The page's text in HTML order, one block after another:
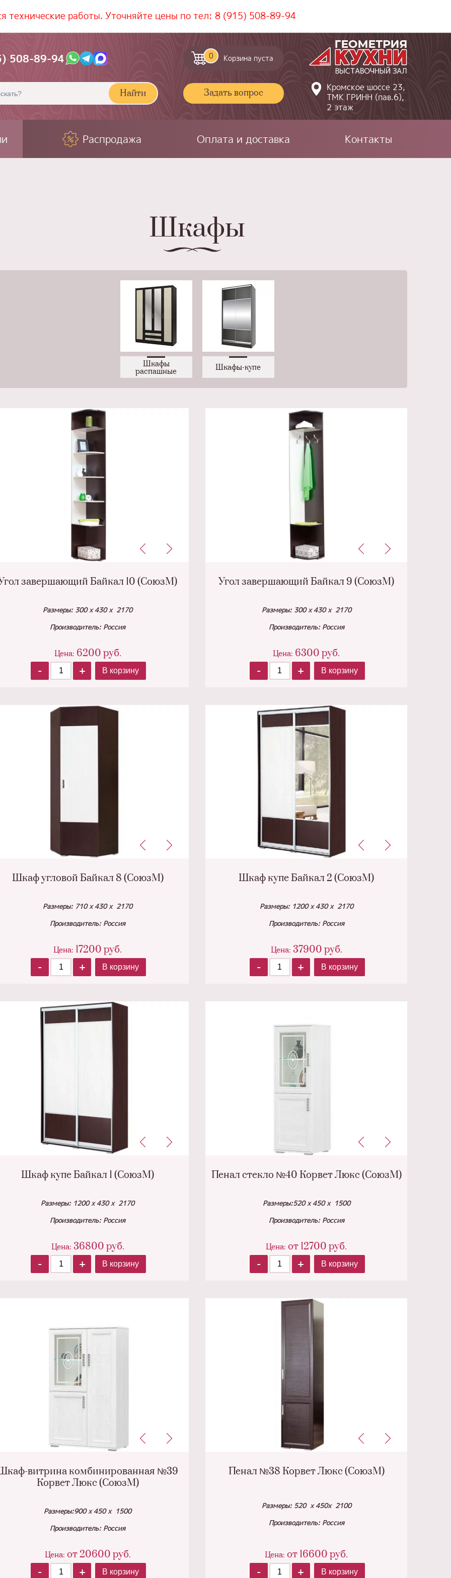
технические работы. Уточняйте цены по тел: 8 (915) 508-89-94
Кромское шоссе 23,
ТМК ГРИНН (пав.6),
2 этаж
508-89-94 0 Корзина пуста
Найти Задать вопрос
Распродажа Оплата и доставка Контакты
Шкафы
Шкафы
распашные Шкафы-купе
завершающий Байкал 10 (СоюзМ)
Размеры: 300 х 430 х 2170
Производитель: Россия
Цена: 6200 руб.
-
+ В корзину
Угол завершающий Байкал 9 (СоюзМ)
Размеры: 300 х 430 х 2170
Производитель: Россия
Цена: 6300 руб.
-
+ В корзину
Шкаф угловой Байкал 8 (СоюзМ)
Размеры: 710 х 430 х 2170
Производитель: Россия
Цена: 17200 руб.
-
+ В корзину
Шкаф купе Байкал 2 (СоюзМ)
Размеры: 1200 х 430 х 2170
Производитель: Россия
Цена: 37900 руб.
-
+ В корзину
Шкаф купе Байкал 1 (СоюзМ)
Размеры: 1200 х 430 х 2170
Производитель: Россия
Цена: 36800 руб.
-
+ В корзину
Пенал стекло №40 Корвет Люкс (СоюзМ)
Размеры:520 х 450 х 1500
Производитель: Россия
Цена: от 12700 руб.
-
+ В корзину
витрина комбинированная №39
Корвет Люкс (СоюзМ)
Размеры:900 х 450 х 1500
Производитель: Россия
Цена: от20600 руб.
-
+ В корзину
Пенал №38 Корвет Люкс (СоюзМ)
Размеры: 520 х 450х 2100
Производитель: Россия
Цена: от 16600 руб.
-
+ В корзину